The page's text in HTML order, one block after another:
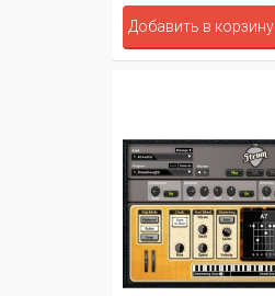
Добавить в корзину